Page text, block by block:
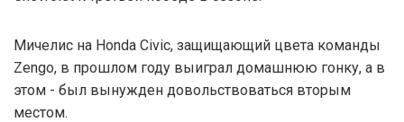
Мичелис на Honda Civic, защищающий цвета команды
Zengo, в прошлом году выиграл домашнюю гонку, а в
этом - был вынужден довольствоваться вторым
местом.